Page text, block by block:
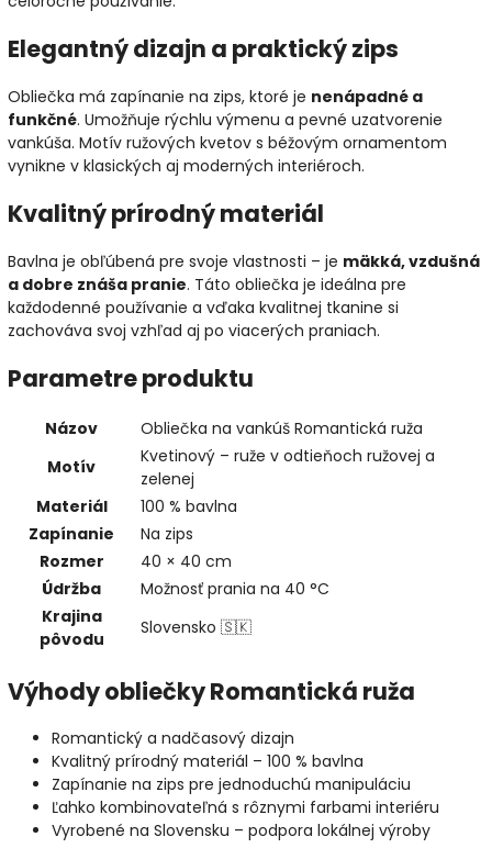
Elegantný dizajn a praktický zips
Obliečka má zapínanie na zips, ktoré je nenápadné a
funkčné. Umožňuje rýchlu výmenu a pevné uzatvorenie
vankúša. Motív ružových kvetov s béžovým ornamentom
vynikne v klasických aj moderných interiéroch.
Kvalitný prírodný materiál
Bavlna je obľúbená pre svoje vlastnosti – je mäkká, vzdušná
a dobre znáša pranie. Táto obliečka je ideálna pre
každodenné používanie a vďaka kvalitnej tkanine si
zachováva svoj vzhľad aj po viacerých praniach.
Parametre produktu
Názov
Obliečka na vankúš Romantická ruža
Motív
Kvetinový – ruže v odtieňoch ružovej a
zelenej
Materiál
100 % bavlna
Zapínanie
Na zips
Rozmer
40 × 40 cm
Údržba
Možnosť prania na 40 °C
Krajina
pôvodu
Slovensko 🇸🇰
Výhody obliečky Romantická ruža
Romantický a nadčasový dizajn
Kvalitný prírodný materiál – 100 % bavlna
Zapínanie na zips pre jednoduchú manipuláciu
Ľahko kombinovateľná s rôznymi farbami interiéru
Vyrobené na Slovensku – podpora lokálnej výroby